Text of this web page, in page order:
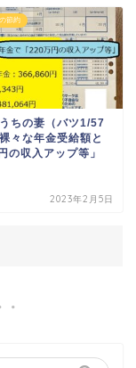
節約
うちの妻（バツ1/57
々な年金受給額と
の収入アップ等」
2023年2月5日